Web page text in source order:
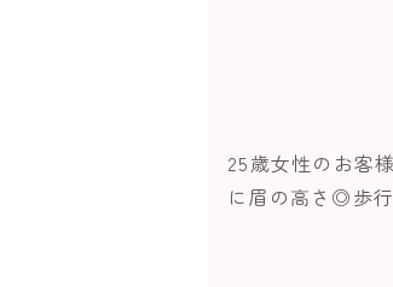
25歳女性のお客
に眉の高さ◎歩